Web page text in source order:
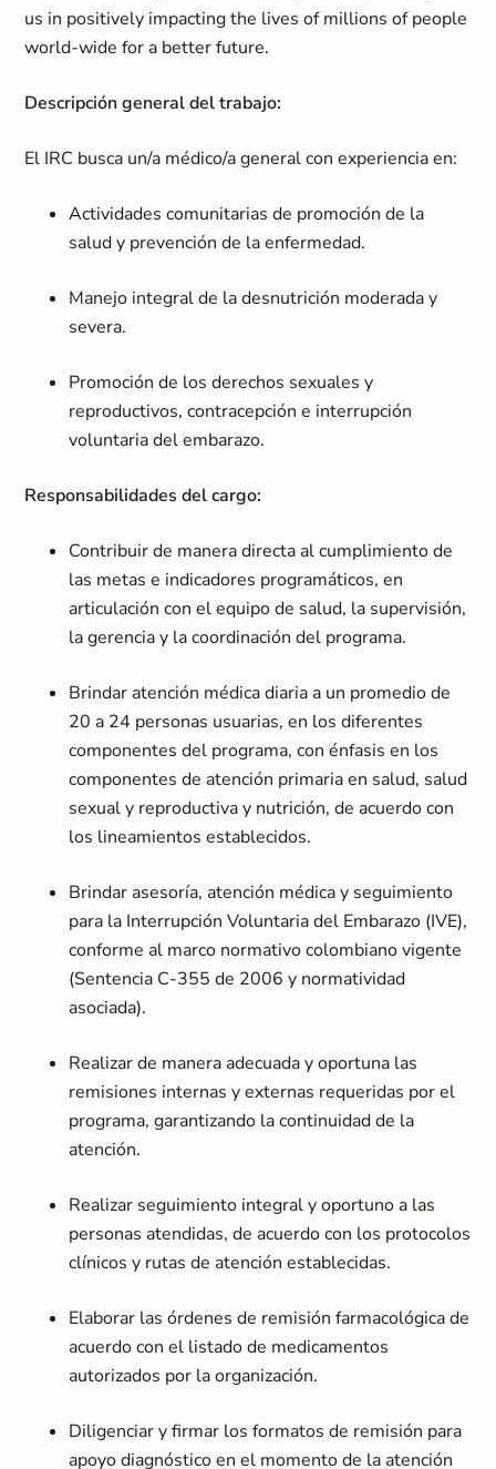
us in positively impacting the lives of millions of people
world-wide for a better future.
Descripción general del trabajo:
El IRC busca un/a médico/a general con experiencia en:
Actividades comunitarias de promoción de la
salud y prevención de la enfermedad.
Manejo integral de la desnutrición moderada y
severa.
Promoción de los derechos sexuales y
reproductivos, contracepción e interrupción
voluntaria del embarazo.
Responsabilidades del cargo:
Contribuir de manera directa al cumplimiento de
las metas e indicadores programáticos, en
articulación con el equipo de salud, la supervisión,
la gerencia y la coordinación del programa.
Brindar atención médica diaria a un promedio de
20 a 24 personas usuarias, en los diferentes
componentes del programa, con énfasis en los
componentes de atención primaria en salud, salud
sexual y reproductiva y nutrición, de acuerdo con
los lineamientos establecidos.
Brindar asesoría, atención médica y seguimiento
para la Interrupción Voluntaria del Embarazo (IVE),
conforme al marco normativo colombiano vigente
(Sentencia C-355 de 2006 y normatividad
asociada).
Realizar de manera adecuada y oportuna las
remisiones internas y externas requeridas por el
programa, garantizando la continuidad de la
atención.
Realizar seguimiento integral y oportuno a las
personas atendidas, de acuerdo con los protocolos
clínicos y rutas de atención establecidas.
Elaborar las órdenes de remisión farmacológica de
acuerdo con el listado de medicamentos
autorizados por la organización.
Diligenciar y firmar los formatos de remisión para
apoyo diagnóstico en el momento de la atención